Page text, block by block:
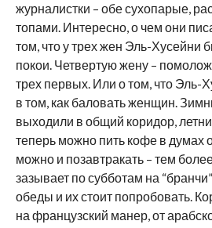
журналистки – обе сухопарые,
топами. Интересно, о чем они
том, что у трех жен Эль-Хусейни
покои. Четвертую жену –
трех первых. Или о том, что Эль-
в том, как баловать женщин.
выходили в общий коридор,
теперь можно пить кофе в думах
можно и позавтракать – тем
зазывает по субботам на
обеды и их стоит попробовать.
на французский манер, от